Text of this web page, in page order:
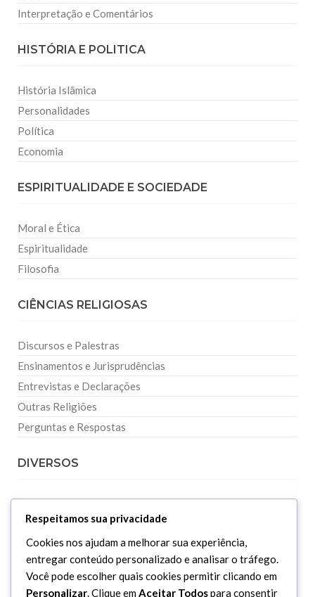
Interpretação e Comentários
HISTÓRIA E POLITICA
História Islâmica
Personalidades
Política
Economia
ESPIRITUALIDADE E SOCIEDADE
Moral e Ética
Espiritualidade
Filosofia
CIÊNCIAS RELIGIOSAS
Discursos e Palestras
Ensinamentos e Jurisprudências
Entrevistas e Declarações
Outras Religiões
Perguntas e Respostas
DIVERSOS
Curiosidades
Dicionário Islâmico
Downloads
Respeitamos sua privacidade
Cookies nos ajudam a melhorar sua experiência,
entregar conteúdo personalizado e analisar o tráfego.
Você pode escolher quais cookies permitir clicando em
Personalizar. Clique emAceitar Todospara consentir